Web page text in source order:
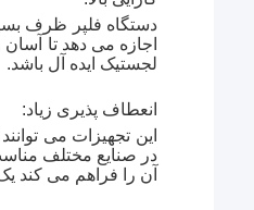
دستگاه فلپر ظرف
اجازه می دهد تا
لجستیک ایده آل باشد.
انعطاف پذیری زیاد:
این تجهیزات می
در صنایع مختلف
آن را فراهم می کند